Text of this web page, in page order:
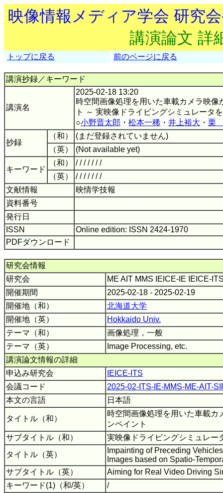
映像情報メディア学会 研究
講演論文 詳
トップに戻る 前のページに戻る
講演抄録／キーワード
講演名
2025-02-18 13:20
時空間画像処理を用いた車載カメラ映
ト ～ 実映像ドライビングシミュレータ
○小野晋太郎 ・ 松本一稀 ・ 井上裕大 ・ 栗
抄録
（和）
(まだ登録されていません)
（英）
(Not available yet)
キーワード
（和）
/ / / / / / /
（英）
/ / / / / / /
文献情報
映情学技報
資料番号
発行日
ISSN
Online edition: ISSN 2424-1970
PDFダウンロード
研究会情報
研究会
ME AIT MMS IEICE-IE IEICE-
開催期間
2025-02-18 - 2025-02-19
開催地（和）
北海道大学
開催地（英）
Hokkaido Univ.
テーマ（和）
画像処理，一般
テーマ（英）
Image Processing, etc.
講演論文情報の詳細
申込み研究会
IEICE-ITS
会議コード
2025-02-ITS-IE-MMS-ME-AIT-
本文の言語
日本語
タイトル（和）
時空間画像処理を用いた車載カ
ンペイント
サブタイトル（和）
実映像ドライビングシミュレー
タイトル（英）
Impainting of Preceding
Images based on Spatio-
サブタイトル（英）
Aiming for Real Video Driving
キーワード(1)（和/英）
/